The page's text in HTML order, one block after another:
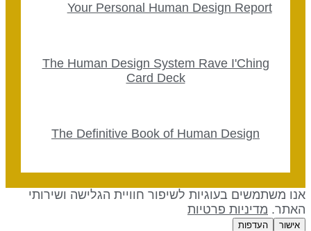
Your Personal Human Design Report
The Human Design System Rave I'Ching
Card Deck
The Definitive Book of Human Design
משתמשים בעוגיות לשיפור חוויית הגלישה ושירותי
מדיניות פרטיות
אישור העדפות